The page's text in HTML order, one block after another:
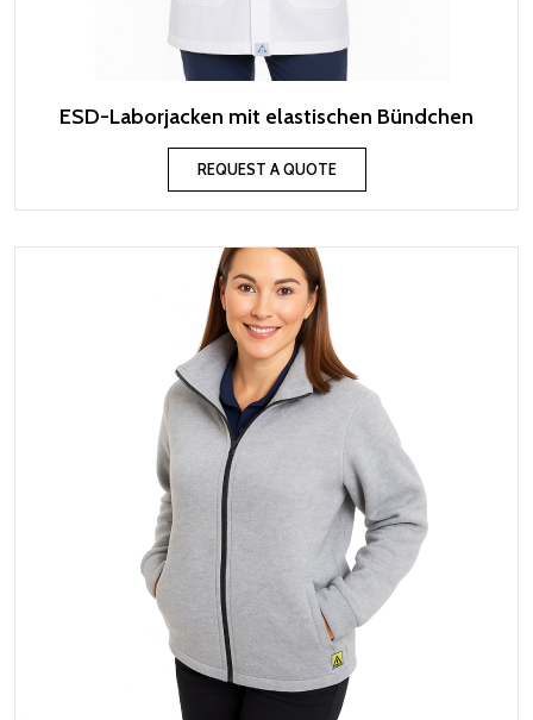
ESD-Laborjacken mit elastischen Bündchen
REQUEST A QUOTE